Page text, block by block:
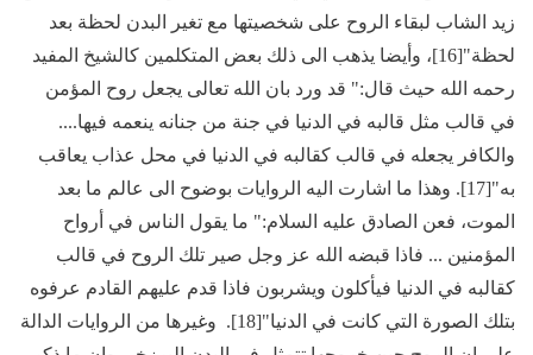
زيد الشاب لبقاء الروح على شخصيتها مع تغير البدن لحظة بعد
لحظة"[16]، وأيضا يذهب الى ذلك بعض المتكلمين كالشيخ المفيد
رحمه الله حيث قال:" قد ورد بان الله تعالى يجعل روح المؤمن
في قالب مثل قالبه في الدنيا في جنة من جنانه ينعمه فيها....
والكافر يجعله في قالب كقالبه في الدنيا في محل عذاب يعاقب
به"[17]. وهذا ما اشارت اليه الروايات بوضوح الى عالم ما بعد
الموت، فعن الصادق عليه السلام:" ما يقول الناس في أرواح
المؤمنين ... فاذا قبضه الله عز وجل صير تلك الروح في قالب
كقالبه في الدنيا فيأكلون ويشربون فاذا قدم عليهم القادم عرفوه
بتلك الصورة التي كانت في الدنيا"[18]. وغيرها من الروايات الدالة